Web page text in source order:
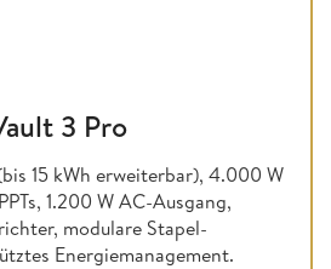
3 Pro
15 kWh erweiterbar), 4.000 W
1.200 W AC-Ausgang,
modulare Stapel-
Energiemanagement.